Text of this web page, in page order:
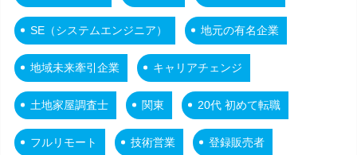
SE（システムエンジニア） 地元の有名企業
地域未来牽引企業 キャリアチェンジ
土地家屋調査士 関東 20代 初めて転職
フルリモート 技術営業 登録販売者